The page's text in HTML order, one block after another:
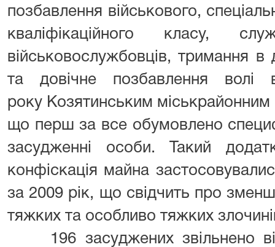
позбавлення військового,
кваліфікаційного класу,
військовослужбовців, тримання в
та довічне позбавлення волі
року Козятинським
що перш за все обумовлено
засудженні особи. Такий
конфіскація майна
за 2009 рік, що свідчить про
тяжких та особливо тяжких
196 засуджених звільнено